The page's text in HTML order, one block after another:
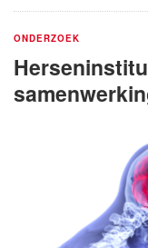
ONDERZOEK